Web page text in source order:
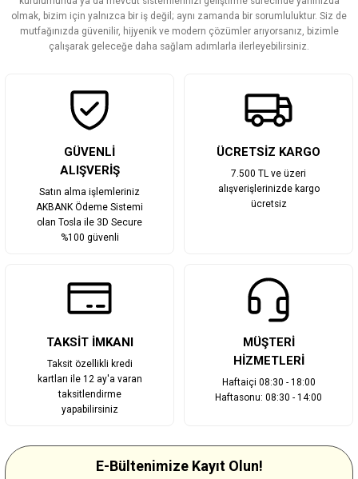
Ürün fiyatı diğer sitelerden daha pahalı.
Bu ürüne benzer farklı alternatifler olmalı.
olmak, bizim için yalnızca bir iş değil; aynı zamanda bir sorumluluktur. Siz de
mutfağınızda güvenilir, hijyenik ve modern çözümler arıyorsanız, bizimle
çalışarak geleceğe daha sağlam adımlarla ilerleyebilirsiniz.
GÜVENLİ
ALIŞVERİŞ
Satın alma işlemleriniz
AKBANK Ödeme Sistemi
olan Tosla ile 3D Secure
%100 güvenli
ÜCRETSİZ KARGO
7.500 TL ve üzeri
alışverişlerinizde kargo
ücretsiz
TAKSİT İMKANI
Taksit özellikli kredi
kartları ile 12 ay'a varan
taksitlendirme
yapabilirsiniz
MÜŞTERİ
HİZMETLERİ
Haftaiçi 08:30 - 18:00
Haftasonu: 08:30 - 14:00
E-Bültenimize Kayıt Olun!